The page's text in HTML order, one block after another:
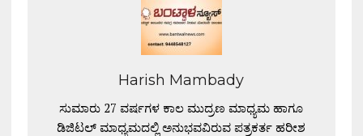
Harish Mambady
ಸುಮಾರು 27 ವರ್ಷಗಳ ಕಾಲ ಮುದ್ರಣ ಮಾಧ್ಯಮ ಹಾಗೂ
ಡಿಜಿಟಲ್ ಮಾಧ್ಯಮದಲ್ಲಿ ಅನುಭವವಿರುವ ಪತ್ರಕರ್ತ ಹರೀಶ